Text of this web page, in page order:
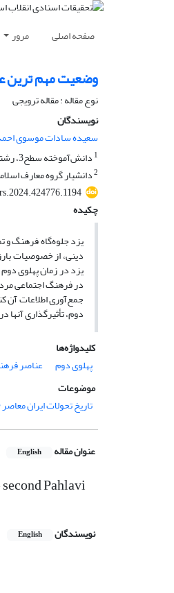
صفحه اصلی مرور
وضعیت مهم ترین
نوع مقاله : مقاله ترویجی
نویسندگان
سعیده سادات موسوی
1 دانش‌آموخته سطح3، رشته تاریخ اسلام، موسسه آمورش عالی حوزوی مرکز آموزش‌های غیر حضوری، قم، ایران.
2دانشیار گروه معارف
چکیده
یزد جلوه‌گاه فرهنگ و
دینی، از خصوصیات
یزد در زمان پهلوی
در فرهنگ اجتماعی
جمع‌آوری اطلاعات آن
دوم، تأثیرگذاری
کلیدواژه‌ها
پهلوی دوم
عناصر
موضوعات
تاریخ تحولات ایران معاصر (با
عنوان مقاله English
Pahlavi
نویسندگان English